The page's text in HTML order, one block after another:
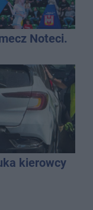
Noteci.
kierowcy